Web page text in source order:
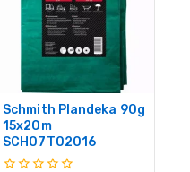
Schmith Plandeka 90g
15x20m
SCH07T02016